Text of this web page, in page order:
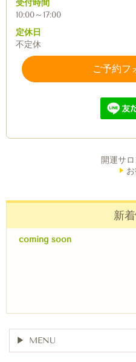
受付時間
10:00～17:00
定休日
不定休
ご予約フ
開運サ
新
coming soon
MENU